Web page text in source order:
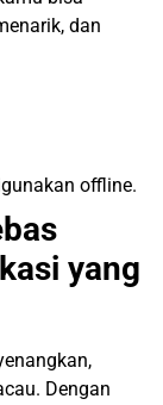
dan
offline.
yang
Dengan